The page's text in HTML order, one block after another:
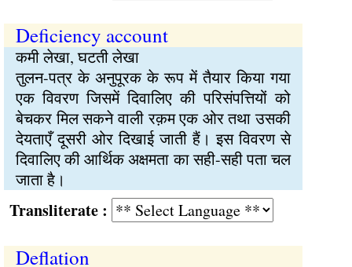
Deficiency account
कमी लेखा, घटती लेखा
तुलन-पत्र के अनुपूरक के रूप में तैयार किया गया
एक विवरण जिसमें दिवालिए की परिसंपत्तियों को
बेचकर मिल सकने वाली रक़म एक ओर तथा उसकी
देयताएँ दूसरी ओर दिखाई जाती हैं। इस विवरण से
दिवालिए की आर्थिक अक्षमता का सही-सही पता चल
जाता है।
:
Deflation